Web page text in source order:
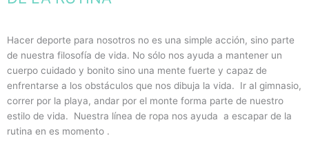
Hacer deporte para nosotros no es una simple acción, sino parte
de nuestra filosofía de vida. No sólo nos ayuda a mantener un
cuerpo cuidado y bonito sino una mente fuerte y capaz de
enfrentarse a los obstáculos que nos dibuja la vida. Ir al gimnasio,
correr por la playa, andar por el monte forma parte de nuestro
estilo de vida. Nuestra línea de ropa nos ayuda a escapar de la
rutina en es momento .